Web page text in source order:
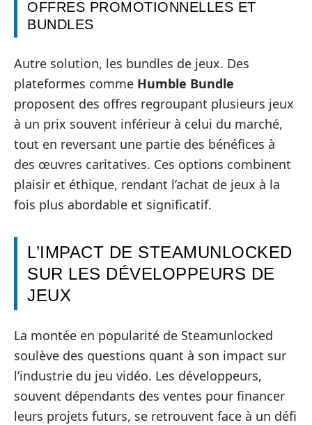
OFFRES PROMOTIONNELLES ET
BUNDLES
Autre solution, les bundles de jeux. Des
plateformes comme Humble Bundle
proposent des offres regroupant plusieurs jeux
à un prix souvent inférieur à celui du marché,
tout en reversant une partie des bénéfices à
des œuvres caritatives. Ces options combinent
plaisir et éthique, rendant l’achat de jeux à la
fois plus abordable et significatif.
L’IMPACT DE STEAMUNLOCKED
SUR LES DÉVELOPPEURS DE
JEUX
La montée en popularité de Steamunlocked
soulève des questions quant à son impact sur
l’industrie du jeu vidéo. Les développeurs,
souvent dépendants des ventes pour financer
leurs projets futurs, se retrouvent face à un défi